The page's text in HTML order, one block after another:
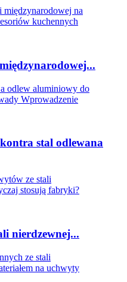
stal odlewana
nierdzewnej...